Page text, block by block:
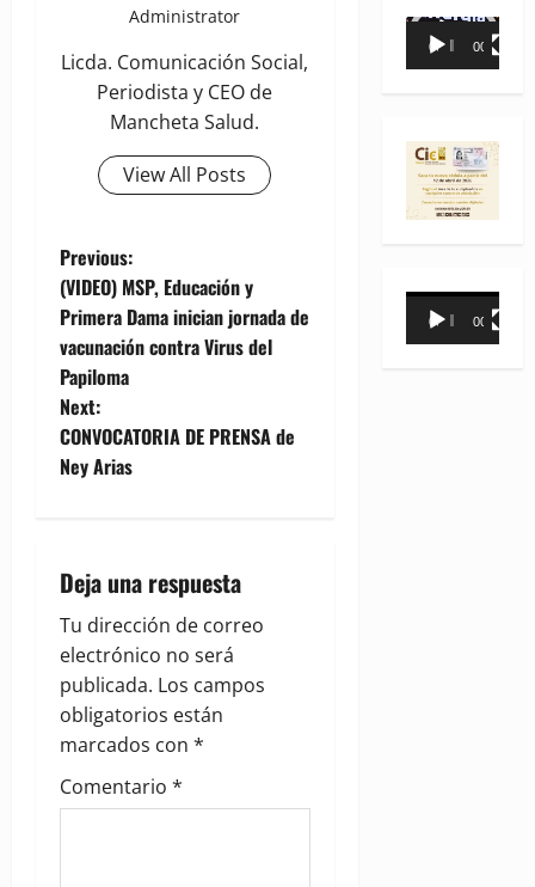
Administrator
Licda. Comunicación Social,
Periodista y CEO de
Mancheta Salud.
View All Posts
P
o
s
t
n
v
i
g
a
t
i
Previous:
(VIDEO) MSP, Educación y
Primera Dama inician jornada de
vacunación contra Virus del
Papiloma
Next:
CONVOCATORIA DE PRENSA de
Ney Arias
Deja una respuesta
Tu dirección de correo
electrónico no será
publicada. Los campos
obligatorios están
marcados con *
Comentario *
Reproductor
00:00 00:35
Reproductor
00:00 00:31